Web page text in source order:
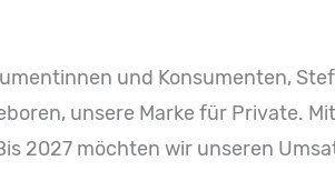
und Konsumenten,
unsere Marke für Private.
2027 möchten wir unseren